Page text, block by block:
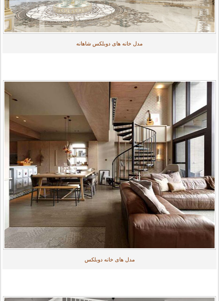
مدل خانه های دوبلکس شاهانه
مدل های خانه دوبلکس